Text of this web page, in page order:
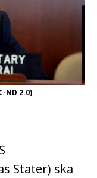
ND 2.0)
Stater) ska